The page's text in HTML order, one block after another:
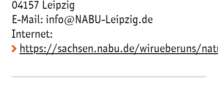
04157 Leipzig
E-Mail: info@NABU-Leipzig.de
Internet:
https://sachsen.nabu.de/wirueberuns/